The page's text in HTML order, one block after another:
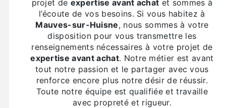
projet de expertise avant achat et sommes à
l’écoute de vos besoins. Si vous habitez à
Mauves-sur-Huisne, nous sommes à votre
disposition pour vous transmettre les
renseignements nécessaires à votre projet de
expertise avant achat. Notre métier est avant
tout notre passion et le partager avec vous
renforce encore plus notre désir de réussir.
Toute notre équipe est qualifiée et travaille
avec propreté et rigueur.